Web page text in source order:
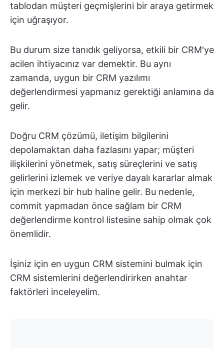
tablodan müşteri geçmişlerini bir araya getirmek
için uğraşıyor.
Bu durum size tanıdık geliyorsa, etkili bir CRM'ye
acilen ihtiyacınız var demektir. Bu aynı
zamanda, uygun bir CRM yazılımı
değerlendirmesi yapmanız gerektiği anlamına da
gelir.
Doğru CRM çözümü, iletişim bilgilerini
depolamaktan daha fazlasını yapar; müşteri
ilişkilerini yönetmek, satış süreçlerini ve satış
gelirlerini izlemek ve veriye dayalı kararlar almak
için merkezi bir hub haline gelir. Bu nedenle,
commit yapmadan önce sağlam bir CRM
değerlendirme kontrol listesine sahip olmak çok
önemlidir.
İşiniz için en uygun CRM sistemini bulmak için
CRM sistemlerini değerlendirirken anahtar
faktörleri inceleyelim.